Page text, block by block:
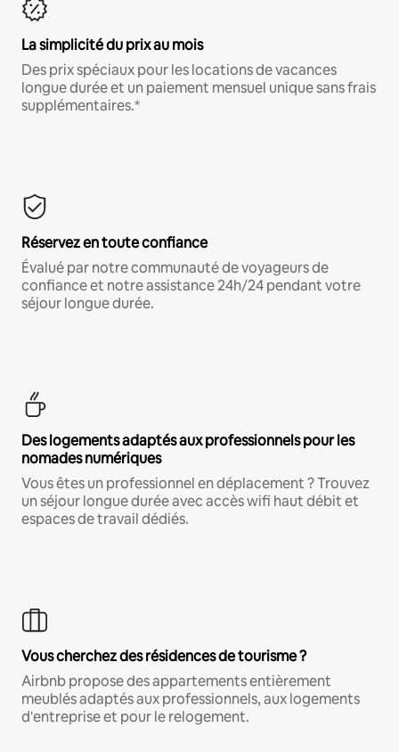
La simplicité du prix au mois
Des prix spéciaux pour les locations de vacances
longue durée et un paiement mensuel unique sans frais
supplémentaires.*
Réservez en toute confiance
Évalué par notre communauté de voyageurs de
confiance et notre assistance 24h/24 pendant votre
séjour longue durée.
Des logements adaptés aux professionnels pour les
nomades numériques
Vous êtes un professionnel en déplacement ? Trouvez
un séjour longue durée avec accès wifi haut débit et
espaces de travail dédiés.
Vous cherchez des résidences de tourisme ?
Airbnb propose des appartements entièrement
meublés adaptés aux professionnels, aux logements
d'entreprise et pour le relogement.